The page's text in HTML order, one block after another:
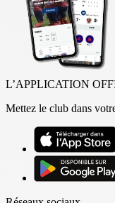
L’APPLICATION
Mettez le club dans